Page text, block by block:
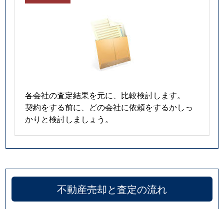
各会社の査定結果を元に、比較検討します。
契約をする前に、どの会社に依頼をするかしっ
かりと検討しましょう。
不動産売却と査定の流れ